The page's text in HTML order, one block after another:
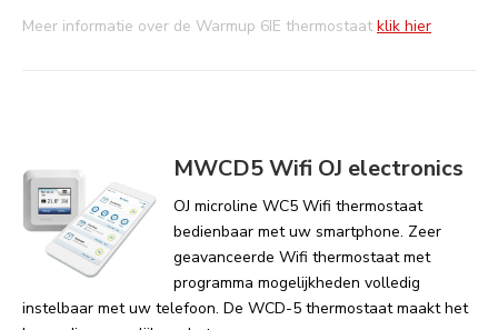
Meer informatie over de Warmup 6IE thermostaat klik hier
MWCD5 Wifi OJ electronics
OJ microline WC5 Wifi thermostaat
bedienbaar met uw smartphone. Zeer
geavanceerde Wifi thermostaat met
programma mogelijkheden volledig
instelbaar met uw telefoon. De WCD-5 thermostaat maakt het